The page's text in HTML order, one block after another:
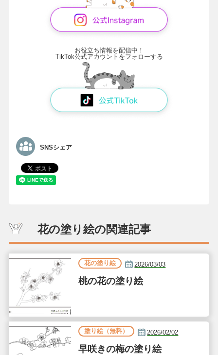
お役立ち情報を配信中！
TikTok公式アカウントをフォローする
SNSシェア
花の塗り絵の関連記事
花の塗り絵 2026/03/03
桃の花の塗り絵
塗り絵（無料） 2026/02/02
早咲きの梅の塗り絵